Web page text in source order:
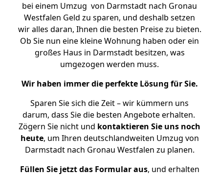
bei einem Umzug von Darmstadt nach Gronau
Westfalen Geld zu sparen, und deshalb setzen
wir alles daran, Ihnen die besten Preise zu bieten.
Ob Sie nun eine kleine Wohnung haben oder ein
großes Haus in Darmstadt besitzen, was
umgezogen werden muss.
Wir haben immer die perfekte Lösung für Sie.
Sparen Sie sich die Zeit – wir kümmern uns
darum, dass Sie die besten Angebote erhalten.
Zögern Sie nicht und kontaktieren Sie uns noch
heute, um Ihren deutschlandweiten Umzug von
Darmstadt nach Gronau Westfalen zu planen.
Füllen Sie jetzt das Formular aus, und erhalten